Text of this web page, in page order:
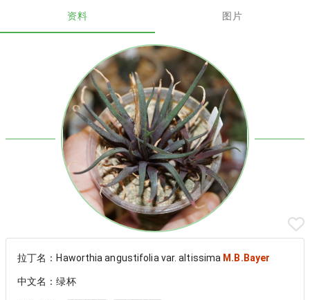
资料 图片
拉丁名：Haworthia angustifolia var. altissima M.B.Bayer
中文名：绿杯